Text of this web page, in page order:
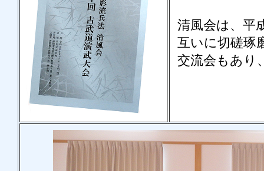
清風会は、平
互いに切磋琢
交流会もあり